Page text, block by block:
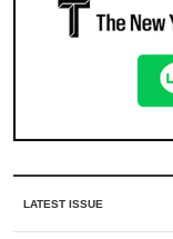
LATEST ISSUE